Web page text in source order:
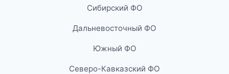
Сибирский ФО
Дальневосточный ФО
Южный ФО
Северо-Кавказский ФО